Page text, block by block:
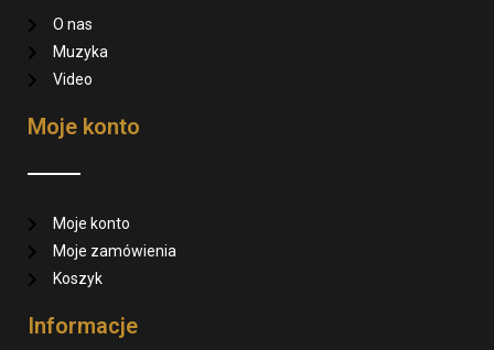
O nas
Muzyka
Video
Moje konto
Moje konto
Moje zamówienia
Koszyk
Informacje